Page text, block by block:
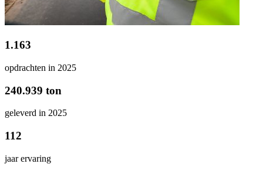
1.163
opdrachten in 2025
240.939 ton
geleverd in 2025
112
jaar ervaring